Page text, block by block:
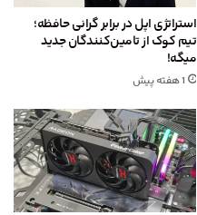
استراتژی اپل در برابر گرانی حافظه؛
تیم کوک از تامین‌کنندگان جدید
میگه!
1 هفته پیش